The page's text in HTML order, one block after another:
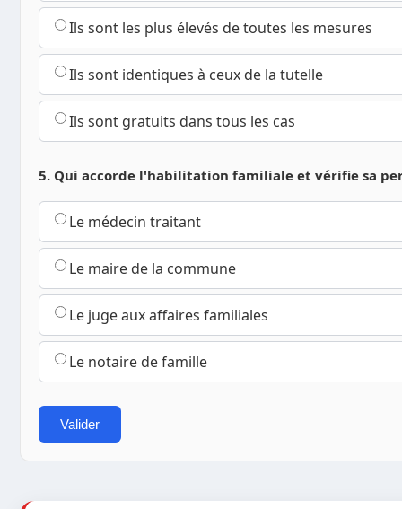
Ils sont les plus élevés de toutes les mesures
Ils sont identiques à ceux de la tutelle
Ils sont gratuits dans tous les cas
5. Qui accorde l'habilitation familiale et vérifie sa
Le médecin traitant
Le maire de la commune
Le juge aux affaires familiales
Le notaire de famille
Valider